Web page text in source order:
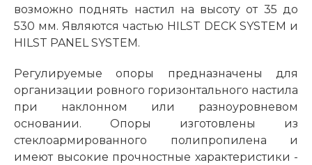
возможно поднять настил на высоту от 35 до
530 мм. Являются частью HILST DECK SYSTEM и
HILST PANEL SYSTEM.
Регулируемые опоры предназначены для
организации ровного горизонтального настила
при наклонном или разноуровневом
основании. Опоры изготовлены из
стеклоармированного полипропилена и
имеют высокие прочностные характеристики -